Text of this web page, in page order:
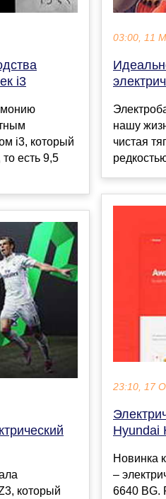
i3
i3, который
есть 9,5
который
03:00, 11
нашу
чистая
23:10, 17
Hyundai
Новинка
–
6640 BG.